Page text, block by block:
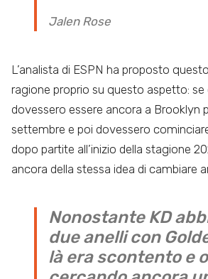
Jalen Rose
L’analista di ESPN ha proposto
ragione proprio su questo aspetto: se
dovessero essere ancora a Brooklyn
settembre e poi dovessero
dopo partite all’inizio della stagione
ancora della stessa idea di cambiare
Nonostante KD
due anelli con
là era scontento e